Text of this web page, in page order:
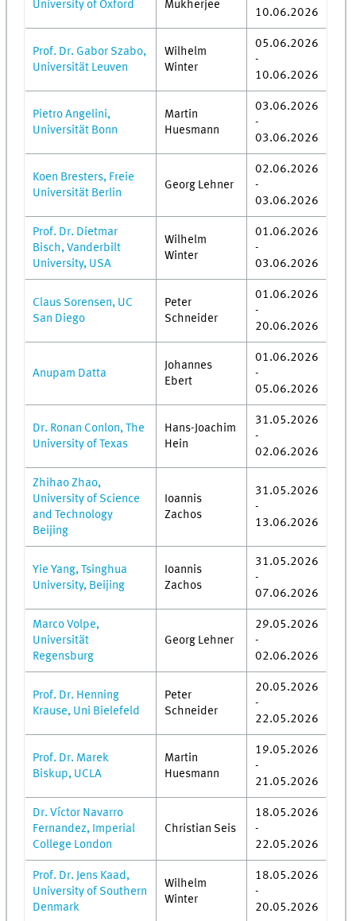
University of Oxford
Mukherjee
10.06.2026
Prof. Dr. Gabor Szabo,
Universität Leuven
Wilhelm
Winter
05.06.2026
-
10.06.2026
Pietro Angelini,
Universität Bonn
Martin
Huesmann
03.06.2026
-
03.06.2026
Koen Bresters, Freie
Universität Berlin
Georg Lehner
02.06.2026
-
03.06.2026
Prof. Dr. Dietmar
Bisch, Vanderbilt
University, USA
Wilhelm
Winter
01.06.2026
-
03.06.2026
Claus Sorensen, UC
San Diego
Peter
Schneider
01.06.2026
-
20.06.2026
Anupam Datta
Johannes
Ebert
01.06.2026
-
05.06.2026
Dr. Ronan Conlon, The
University of Texas
Hans-Joachim
Hein
31.05.2026
-
02.06.2026
Zhihao Zhao,
University of Science
and Technology
Beijing
Ioannis
Zachos
31.05.2026
-
13.06.2026
Yie Yang, Tsinghua
University, Beijing
Ioannis
Zachos
31.05.2026
-
07.06.2026
Marco Volpe,
Universität
Regensburg
Georg Lehner
29.05.2026
-
02.06.2026
Prof. Dr. Henning
Krause, Uni Bielefeld
Peter
Schneider
20.05.2026
-
22.05.2026
Prof. Dr. Marek
Biskup, UCLA
Martin
Huesmann
19.05.2026
-
21.05.2026
Dr. Víctor Navarro
Fernandez, Imperial
College London
Christian Seis
18.05.2026
-
22.05.2026
Prof. Dr. Jens Kaad,
University of Southern
Denmark
Wilhelm
Winter
18.05.2026
-
20.05.2026